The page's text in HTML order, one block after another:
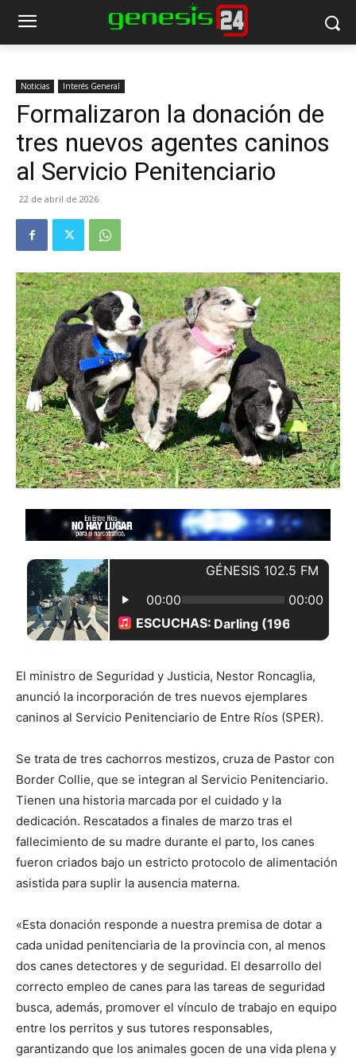
Noticias Interés General
Formalizaron la donación de
tres nuevos agentes caninos
al Servicio Penitenciario
22 de abril de 2026
El ministro de Seguridad y Justicia, Nestor Roncaglia,
anunció la incorporación de tres nuevos ejemplares
caninos al Servicio Penitenciario de Entre Ríos (SPER).
Se trata de tres cachorros mestizos, cruza de Pastor con
Border Collie, que se integran al Servicio Penitenciario.
Tienen una historia marcada por el cuidado y la
dedicación. Rescatados a finales de marzo tras el
fallecimiento de su madre durante el parto, los canes
fueron criados bajo un estricto protocolo de alimentación
asistida para suplir la ausencia materna.
«Esta donación responde a nuestra premisa de dotar a
cada unidad penitenciaria de la provincia con, al menos
dos canes detectores y de seguridad. El desarrollo del
correcto empleo de canes para las tareas de seguridad
busca, además, promover el vínculo de trabajo en equipo
entre los perritos y sus tutores responsables,
garantizando que los animales gocen de una vida plena y